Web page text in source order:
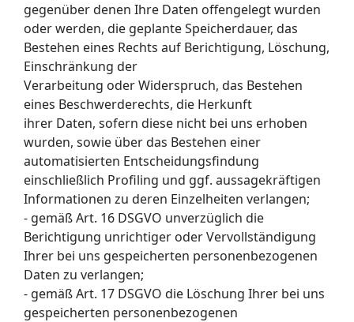
gegenüber denen Ihre Daten offengelegt wurden
oder werden, die geplante Speicherdauer, das
Bestehen eines Rechts auf Berichtigung, Löschung,
Einschränkung der
Verarbeitung oder Widerspruch, das Bestehen
eines Beschwerderechts, die Herkunft
ihrer Daten, sofern diese nicht bei uns erhoben
wurden, sowie über das Bestehen einer
automatisierten Entscheidungsfindung
einschließlich Profiling und ggf. aussagekräftigen
Informationen zu deren Einzelheiten verlangen;
- gemäß Art. 16 DSGVO unverzüglich die
Berichtigung unrichtiger oder Vervollständigung
Ihrer bei uns gespeicherten personenbezogenen
Daten zu verlangen;
- gemäß Art. 17 DSGVO die Löschung Ihrer bei uns
gespeicherten personenbezogenen